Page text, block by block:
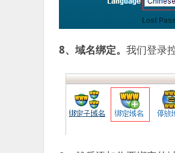
8、域名绑定。 我们登录